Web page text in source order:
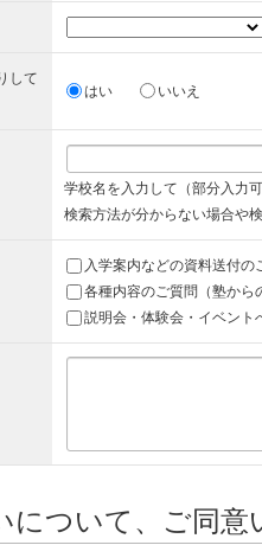
して
はい いいえ
学校名を入力して（部分入力
検索方法が分からない場合や
入学案内などの資料送付の
各種内容のご質問（塾から
説明会・体験会・イベント
について、ご同